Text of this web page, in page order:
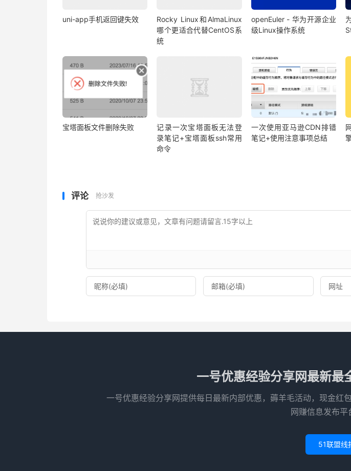
uni-app手机返回键失效
Rocky Linux和AlmaLinux
哪个更适合代替CentOS系
统
openEuler - 华为开源企业
级Linux操作系统
宝塔面板文件删除失败
记录一次宝塔面板无法登
录笔记+宝塔面板ssh常用
命令
一次使用亚马逊CDN排错
笔记+使用注意事项总结
评论 抢沙发
一号优惠经验分享网最新最
一号优惠经验分享网提供每日最新内部优惠，薅羊毛活动，现金
网赚信息发布平
51联盟线